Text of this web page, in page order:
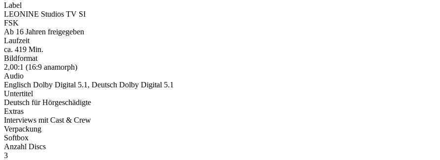
Label
LEONINE Studios TV SI
FSK
Ab 16 Jahren freigegeben
Laufzeit
ca. 419 Min.
Bildformat
2,00:1 (16:9 anamorph)
Audio
Englisch Dolby Digital 5.1, Deutsch Dolby Digital 5.1
Untertitel
Deutsch für Hörgeschädigte
Extras
Interviews mit Cast & Crew
Verpackung
Softbox
Anzahl Discs
3